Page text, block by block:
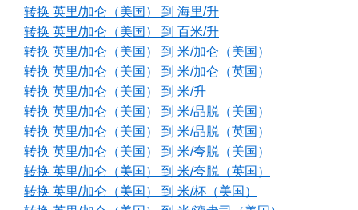
转换 英里/加仑（美国） 到 海里/升
转换 英里/加仑（美国） 到 百米/升
转换 英里/加仑（美国） 到 米/加仑（美国）
转换 英里/加仑（美国） 到 米/加仑（英国）
转换 英里/加仑（美国） 到 米/升
转换 英里/加仑（美国） 到 米/品脱（美国）
转换 英里/加仑（美国） 到 米/品脱（英国）
转换 英里/加仑（美国） 到 米/夸脱（美国）
转换 英里/加仑（美国） 到 米/夸脱（英国）
转换 英里/加仑（美国） 到 米/杯（美国）